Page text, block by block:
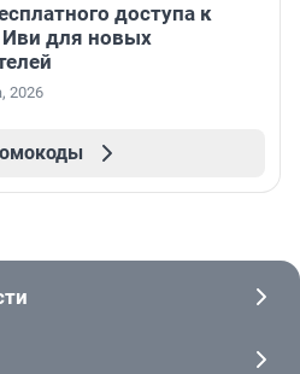
доступа к
Иви для новых
2026